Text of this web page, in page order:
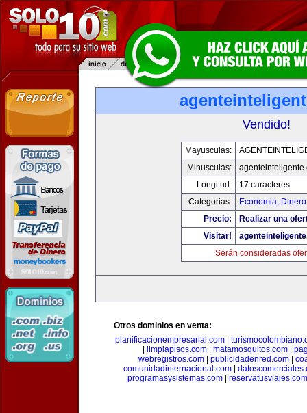
Vendido!
Mayusculas:
Minusculas:
Longitud:
17 caracteres
Categorias:
Economia,
Precio:
Realizar una
Visitar!
Serán consideradas
Otros dominios en venta:
planificacionempresarial.com
limpiapisos.com| matamosquitos.com|
webregistros.com| publicidadenred.com|
comunidadinternacional.com
programasysistemas.com
reservatusviajes.com